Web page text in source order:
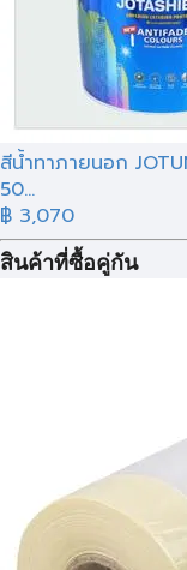
สีน้ำทาภายนอก
50...
฿ 3,070
สินค้าที่ซื้อคู่กัน